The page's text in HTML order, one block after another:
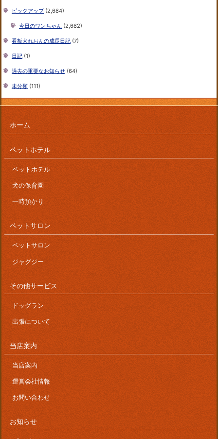
ピックアップ(2,684)
今日のワンちゃん (2,682)
看板犬れおんの成長日記 (7)
日記 (1)
過去の重要なお知らせ (64)
未分類 (111)
ホーム
ペットホテル
ペットホテル
犬の保育園
一時預かり
ペットサロン
ペットサロン
ジャグジー
その他サービス
ドッグラン
出張について
当店案内
当店案内
運営会社情報
お問い合わせ
お知らせ